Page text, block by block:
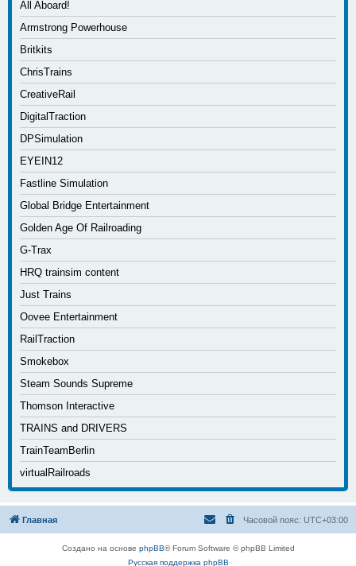
All Aboard!
Armstrong Powerhouse
Britkits
ChrisTrains
CreativeRail
DigitalTraction
DPSimulation
EYEIN12
Fastline Simulation
Global Bridge Entertainment
Golden Age Of Railroading
G-Trax
HRQ trainsim content
Just Trains
Oovee Entertainment
RailTraction
Smokebox
Steam Sounds Supreme
Thomson Interactive
TRAINS and DRIVERS
TrainTeamBerlin
virtualRailroads
Главная Часовой пояс: UTC+03:00
Создано на основе phpBB® Forum Software © phpBB Limited
Русская поддержка phpBB